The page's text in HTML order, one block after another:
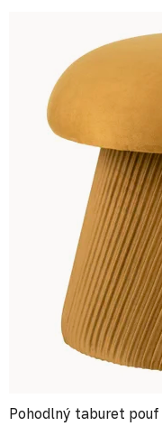
Pohodlný taburet